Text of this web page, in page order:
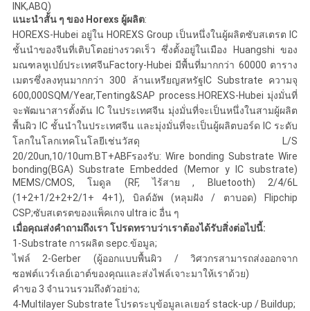
INK,ABQ)
แนะนำสั้น ๆ ของ Horexs ผู้ผลิต:
HOREXS-Hubei อยู่ใน HOREXS Group เป็นหนึ่งในผู้ผลิตซับสเตรต IC
ชั้นนำของจีนที่เติบโตอย่างรวดเร็ว ซึ่งตั้งอยู่ในเมือง Huangshi ของ
มณฑลหูเป่ย์ประเทศจีนFactory-Hubei มีพื้นที่มากกว่า 60000 ตาราง
เมตรซึ่งลงทุนมากกว่า 300 ล้านเหรียญสหรัฐIC Substrate ความจุ
600,000SQM/Year,Tenting&SAP process.HOREXS-Hubei มุ่งมั่นที่
จะพัฒนาสารตั้งต้น IC ในประเทศจีน มุ่งมั่นที่จะเป็นหนึ่งในสามผู้ผลิต
พื้นผิว IC ชั้นนำในประเทศจีน และมุ่งมั่นที่จะเป็นผู้ผลิตบอร์ด IC ระดับ
โลกในโลกเทคโนโลยีเช่นวัสดุ L/S
20/20un,10/10um.BT+ABFรองรับ: Wire bonding Substrate Wire
bonding(BGA) Substrate Embedded (Memor y IC substrate)
MEMS/CMOS, โมดูล (RF, ไร้สาย , Bluetooth) 2/4/6L
(1+2+1/2+2+2/1+ 4+1), บิลด์อัพ (หลุมฝัง / ตาบอด) Flipchip
CSP;ซับสเตรตของแพ็คเกจ ultra ic อื่น ๆ
เมื่อคุณส่งคำถามถึงเรา โปรดทราบว่าเราต้องได้รับสิ่งต่อไปนี้:
1-Substrate การผลิต sepc.ข้อมูล;
ไฟล์ 2-Gerber (ผู้ออกแบบพื้นผิว / วิศวกรสามารถส่งออกจาก
ซอฟต์แวร์เลย์เอาต์ของคุณและส่งไฟล์เจาะมาให้เราด้วย)
คำขอ 3 จำนวนรวมถึงตัวอย่าง;
4-Multilayer Substrate โปรดระบุข้อมูลเลเยอร์ stack-up / Buildup;